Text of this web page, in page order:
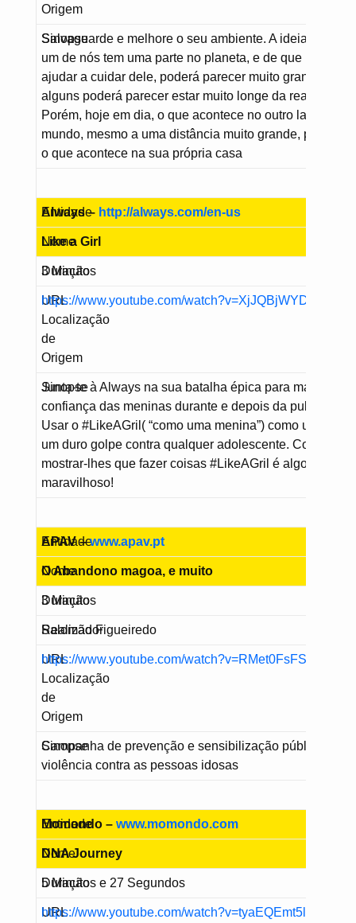
Origem
Sinopse
Salvaguarde e melhore o seu ambiente. A ideia de que
um de nós tem uma parte no planeta, e de que pode e
ajudar a cuidar dele, poderá parecer muito grande e
alguns poderá parecer estar muito longe da realidade.
Porém, hoje em dia, o que acontece no outro lado do
mundo, mesmo a uma distância muito grande, pode
o que acontece na sua própria casa
Entidade
Always – http://always.com/en-us
Nome
Like a Girl
Duração
3 Minutos
URL
Localização
de
Origem
https://www.youtube.com/watch?v=XjJQBjWYDTs
Sinopse
Junta-te à Always na sua batalha épica para mantar a
confiança das meninas durante e depois da puberdade.
Usar o #LikeAGril( “como uma menina”) como um
um duro golpe contra qualquer adolescente. Começa
mostrar-lhes que fazer coisas #LikeAGril é algo
maravilhoso!
Entidade
APAV –www.apav.pt
Nome
O Abandono magoa, e muito
Duração
3 Minutos
Realizador
Salomão Figueiredo
URL
Localização
de
Origem
https://www.youtube.com/watch?v=RMet0FsFSkw
Sinopse
Campanha de prevenção e sensibilização pública
violência contra as pessoas idosas
Entidade
Momondo –www.momondo.com
Nome
DNA Journey
Duração
5 Minutos e 27 Segundos
URL
https://www.youtube.com/watch?v=tyaEQEmt5ls